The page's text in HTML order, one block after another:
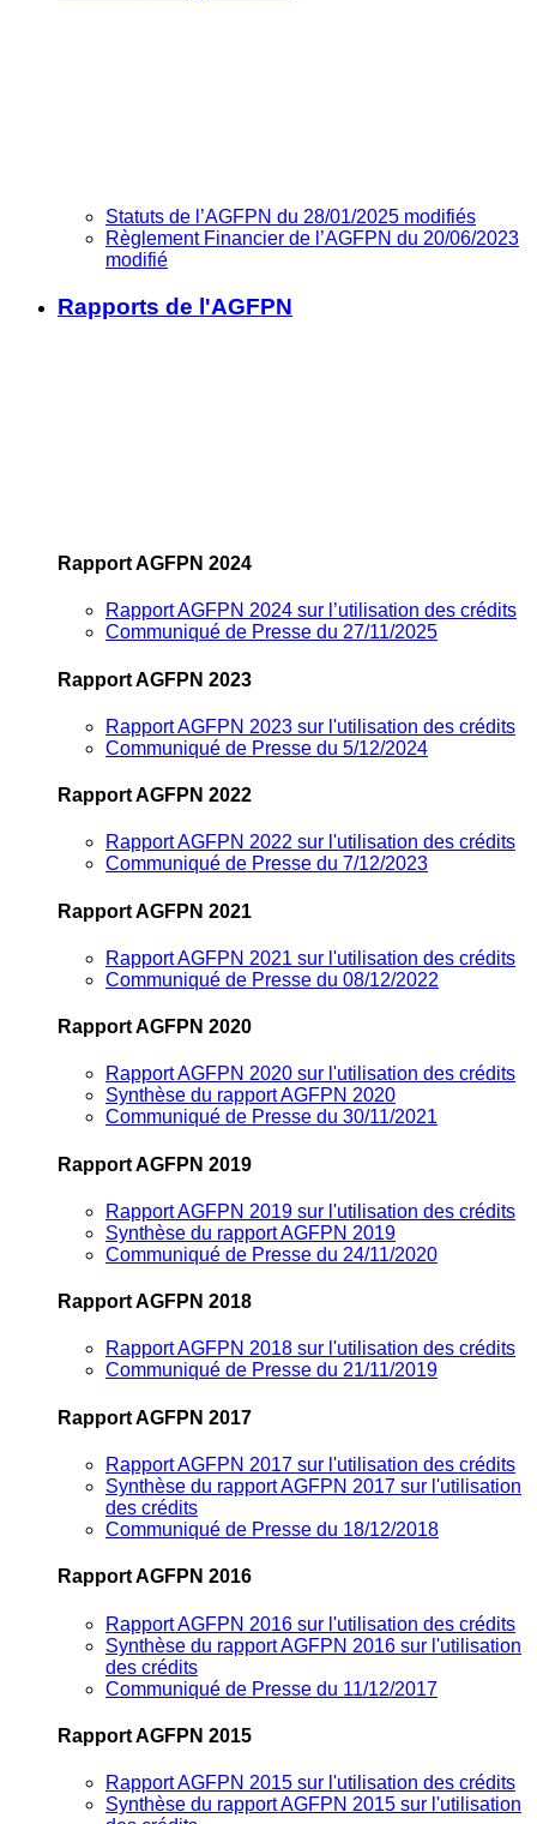
Statuts de l’AGFPN du 28/01/2025 modifiés
Règlement Financier de l’AGFPN du 20/06/2023
modifié
Rapports de l'AGFPN
Rapport AGFPN 2024
Rapport AGFPN 2024 sur l’utilisation des crédits
Communiqué de Presse du 27/11/2025
Rapport AGFPN 2023
Rapport AGFPN 2023 sur l'utilisation des crédits
Communiqué de Presse du 5/12/2024
Rapport AGFPN 2022
Rapport AGFPN 2022 sur l'utilisation des crédits
Communiqué de Presse du 7/12/2023
Rapport AGFPN 2021
Rapport AGFPN 2021 sur l'utilisation des crédits
Communiqué de Presse du 08/12/2022
Rapport AGFPN 2020
Rapport AGFPN 2020 sur l'utilisation des crédits
Synthèse du rapport AGFPN 2020
Communiqué de Presse du 30/11/2021
Rapport AGFPN 2019
Rapport AGFPN 2019 sur l'utilisation des crédits
Synthèse du rapport AGFPN 2019
Communiqué de Presse du 24/11/2020
Rapport AGFPN 2018
Rapport AGFPN 2018 sur l'utilisation des crédits
Communiqué de Presse du 21/11/2019
Rapport AGFPN 2017
Rapport AGFPN 2017 sur l'utilisation des crédits
Synthèse du rapport AGFPN 2017 sur l'utilisation
des crédits
Communiqué de Presse du 18/12/2018
Rapport AGFPN 2016
Rapport AGFPN 2016 sur l'utilisation des crédits
Synthèse du rapport AGFPN 2016 sur l'utilisation
des crédits
Communiqué de Presse du 11/12/2017
Rapport AGFPN 2015
Rapport AGFPN 2015 sur l'utilisation des crédits
Synthèse du rapport AGFPN 2015 sur l'utilisation